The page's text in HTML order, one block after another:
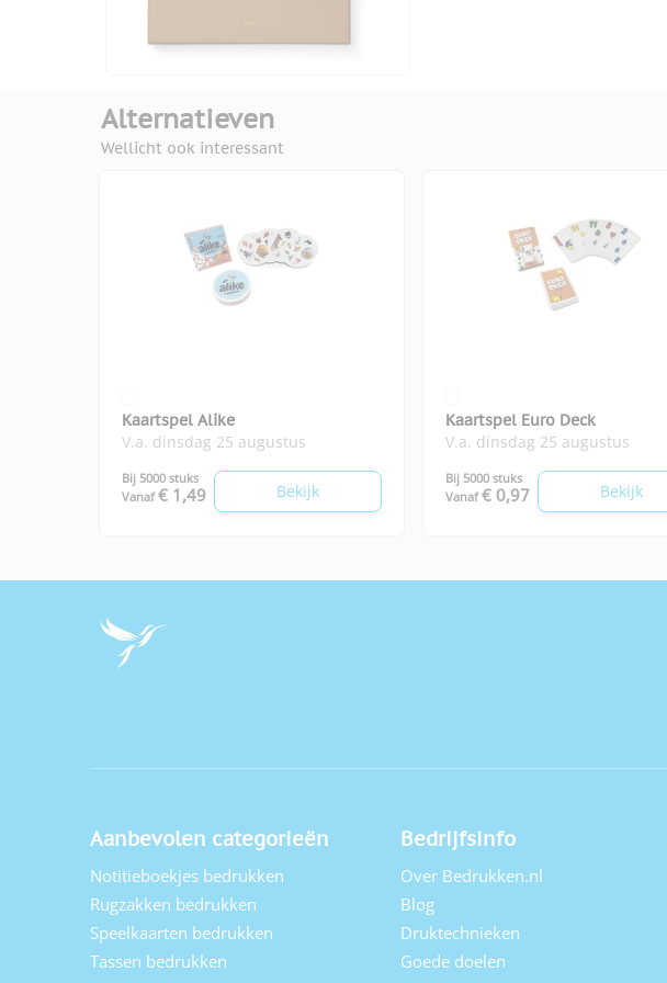
Alternatieven
Wellicht ook interessant
Kaartspel Alike
V.a. dinsdag 25 augustus
Bij 5000 stuks
Vanaf € 1,49 Bekijk
Kaartspel Euro Deck
V.a. dinsdag 25 augustus
Bij 5000 stuks
Vanaf € 0,97 Bekijk
Aanbevolen categorieën
Notitieboekjes bedrukken
Rugzakken bedrukken
Speelkaarten bedrukken
Tassen bedrukken
Bedrijfsinfo
Over Bedrukken.nl
Blog
Druktechnieken
Goede doelen